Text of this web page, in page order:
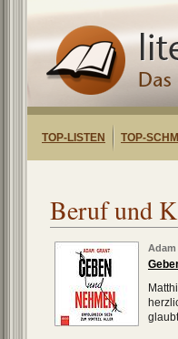
TOP-LISTEN TOP-
Beruf und